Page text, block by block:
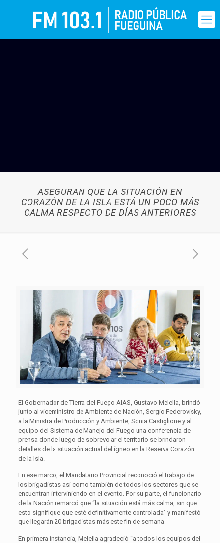
ASEGURAN QUE LA SITUACIÓN EN
CORAZÓN DE LA ISLA ESTÁ UN POCO MÁS
CALMA RESPECTO DE DÍAS ANTERIORES
El Gobernador de Tierra del Fuego AIAS, Gustavo Melella, brindó
junto al viceministro de Ambiente de Nación, Sergio Federovisky,
a la Ministra de Producción y Ambiente, Sonia Castiglione y al
equipo del Sistema de Manejo del Fuego una conferencia de
prensa donde luego de sobrevolar el territorio se brindaron
detalles de la situación actual del ígneo en la Reserva Corazón
de la Isla.
En ese marco, el Mandatario Provincial reconoció el trabajo de
los brigadistas así como también de todos los sectores que se
encuentran interviniendo en el evento. Por su parte, el funcionario
de la Nación remarcó que “la situación está más calma, sin que
esto signifique que esté definitivamente controlada” y manifestó
que llegarán 20 brigadistas más este fin de semana.
En primera instancia, Melella agradeció “a todos los equipos del